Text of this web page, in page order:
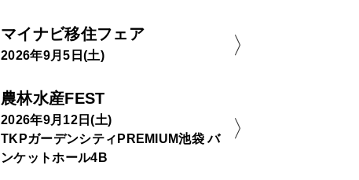
マイナビ移住フェア
2026年9月5日(土)
農林水産FEST
2026年9月12日(土)
TKPガーデンシティPREMIUM池袋 バ
ンケットホール4B